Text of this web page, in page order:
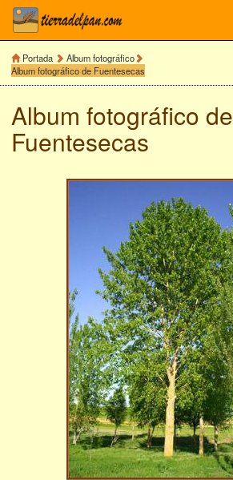
Portada
Album fotográfico
Album fotográfico de Fuentesecas
Album fotográfico de
Fuentesecas